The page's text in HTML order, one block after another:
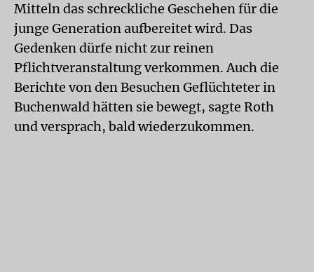
Mitteln das schreckliche Geschehen für die
junge Generation aufbereitet wird. Das
Gedenken dürfe nicht zur reinen
Pflichtveranstaltung verkommen. Auch die
Berichte von den Besuchen Geflüchteter in
Buchenwald hätten sie bewegt, sagte Roth
und versprach, bald wiederzukommen.